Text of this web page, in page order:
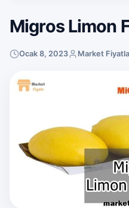
Migros Limon
Ocak 8, 2023 Market